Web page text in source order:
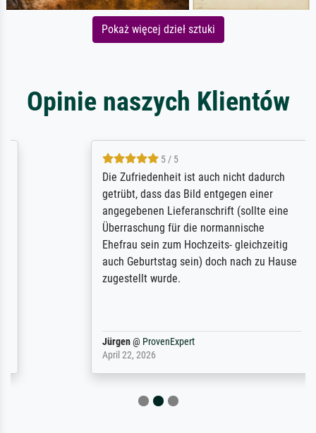
Pokaż więcej dzieł sztuki
Opinie naszych Klientów
5 / 5
Die Zufriedenheit ist auch nicht dadurch
getrübt, dass das Bild entgegen einer
angegebenen Lieferanschrift (sollte eine
Überraschung für die normannische
Ehefrau sein zum Hochzeits- gleichzeitig
auch Geburtstag sein) doch nach zu Hause
zugestellt wurde.
ProvenExpert
April 22, 2026